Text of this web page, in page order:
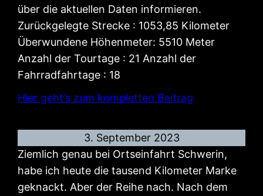
über die aktuellen Daten informieren.
Zurückgelegte Strecke : 1053,85 Kilometer
Überwundene Höhenmeter: 5510 Meter
Anzahl der Tourtage : 21 Anzahl der
Fahrradfahrtage : 18
Hier geht’s zum kompletten Beitrag
3. September 2023
Ziemlich genau bei Ortseinfahrt Schwerin,
habe ich heute die tausend Kilometer Marke
geknackt. Aber der Reihe nach. Nach dem